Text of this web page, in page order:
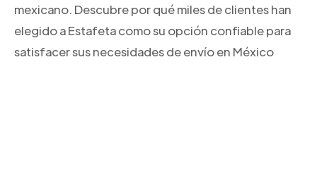
mexicano. Descubre por qué miles de clientes han
elegido a Estafeta como su opción confiable para
satisfacer sus necesidades de envío en México